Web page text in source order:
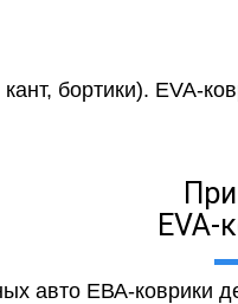
бортики). EVA-
EVA-
авто ЕВА-